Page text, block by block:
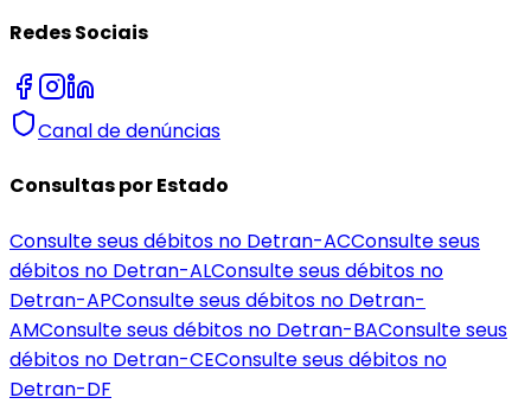
Redes Sociais
Canal de denúncias
Consultas por Estado
Consulte seus débitos no Detran-ACConsulte seus
débitos no Detran-ALConsulte seus débitos no
Detran-APConsulte seus débitos no Detran-
AMConsulte seus débitos no Detran-BAConsulte seus
débitos no Detran-CEConsulte seus débitos no
Detran-DF